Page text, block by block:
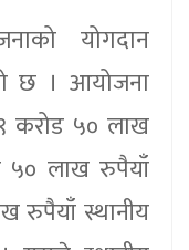
योगदान
छ । आयोजना
करोड ५० लाख
५० लाख रुपैयाँ
रुपैयाँ स्थानीय